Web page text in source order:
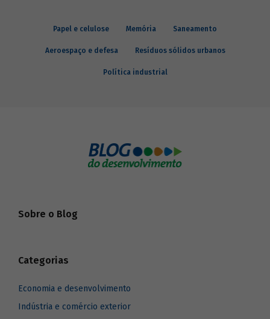
Papel e celulose Memória Saneamento
Aeroespaço e defesa Resíduos sólidos urbanos
Política industrial
Sobre o Blog
Categorias
Economia e desenvolvimento
Indústria e comércio exterior